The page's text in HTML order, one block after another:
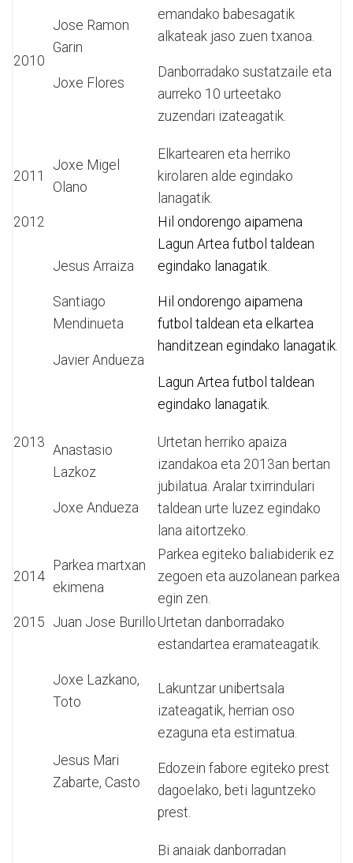
2010
Jose Ramon
Garin
Joxe Flores
emandako babesagatik
alkateak jaso zuen txanoa.
Danborradako sustatzaile eta
aurreko 10 urteetako
zuzendari izateagatik.
2011
Joxe Migel
Olano
Elkartearen eta herriko
kirolaren alde egindako
lanagatik.
2012
Jesus Arraiza
Santiago
Mendinueta
Javier Andueza
Hil ondorengo aipamena
Lagun Artea futbol taldean
egindako lanagatik.
Hil ondorengo aipamena
futbol taldean eta elkartea
handitzean egindako lanagatik.
Lagun Artea futbol taldean
egindako lanagatik.
2013 Anastasio
Lazkoz
Joxe Andueza
Urtetan herriko apaiza
izandakoa eta 2013an bertan
jubilatua. Aralar txirrindulari
taldean urte luzez egindako
lana aitortzeko.
2014
Parkea martxan
ekimena
Parkea egiteko baliabiderik ez
zegoen eta auzolanean parkea
egin zen.
2015 Juan Jose Burillo
Joxe Lazkano,
Toto
Jesus Mari
Zabarte, Casto
Urtetan danborradako
estandartea eramateagatik.
Lakuntzar unibertsala
izateagatik, herrian oso
ezaguna eta estimatua.
Edozein fabore egiteko prest
dagoelako, beti laguntzeko
prest.
Bi anaiak danborradan